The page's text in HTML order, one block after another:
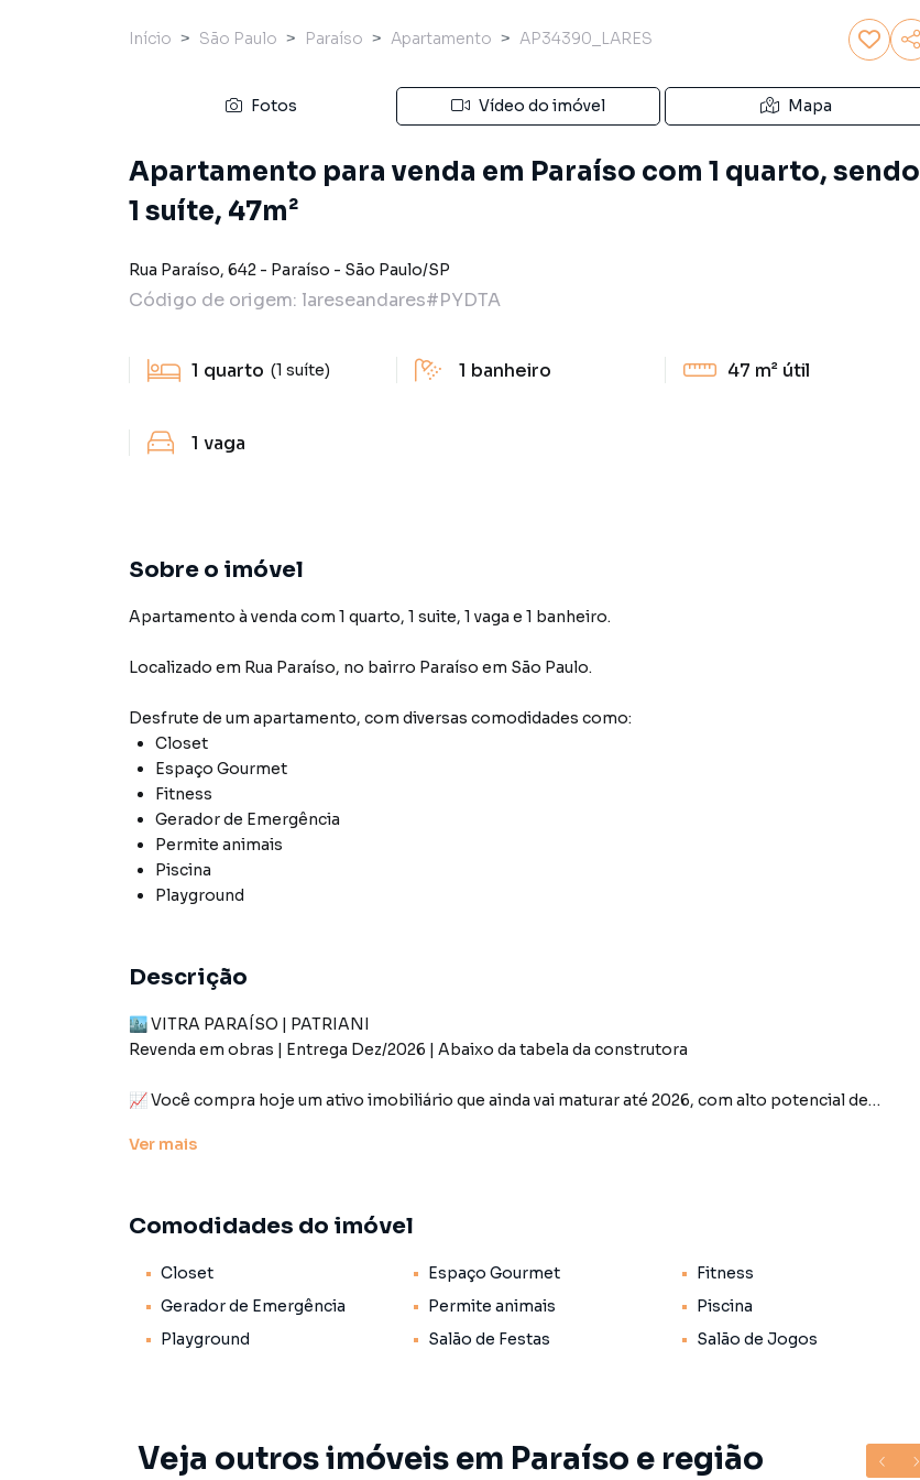
Início São Paulo Paraíso Apartamento AP34390_LARES
Fotos Vídeo do imóvel Mapa
Apartamento para venda em Paraíso com 1 quarto, sendo
1 suíte, 47m²
Rua Paraíso, 642 - Paraíso - São Paulo/SP
Código de origem: lareseandares#PYDTA
1 quarto (1 suíte) 1 banheiro 47 m² útil
1 vaga
Sobre o imóvel
Apartamento à venda com 1 quarto, 1 suite, 1 vaga e 1 banheiro.
Localizado em Rua Paraíso, no bairro Paraíso em São Paulo.
Desfrute de um apartamento, com diversas comodidades como:
Closet
Espaço Gourmet
Fitness
Gerador de Emergência
Permite animais
Piscina
Playground
Descrição
🏙️ VITRA PARAÍSO | PATRIANI
Revenda em obras | Entrega Dez/2026 | Abaixo da tabela da construtora
📈 Você compra hoje um ativo imobiliário que ainda vai maturar até 2026, com alto potencial de
🚇 Lançamento de alto padrão a poucos passos do Metrô Paraíso
🏗️ O Empreendimento
Prepare-se para conhecer um projeto que redefine o conceito de morar bem em São Paulo.
Ver mais
Comodidades do imóvel
Closet Espaço Gourmet
Fitness
Gerador de Emergência
Permite animais
Piscina
Playground
Salão de Festas Salão de Jogos
Veja outros imóveis em Paraíso e região